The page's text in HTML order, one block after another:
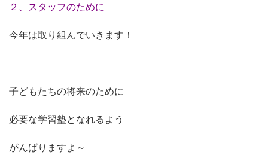
２、スタッフのために
今年は取り組んでいきます！
子どもたちの将来のために
必要な学習塾となれるよう
がんばりますよ～